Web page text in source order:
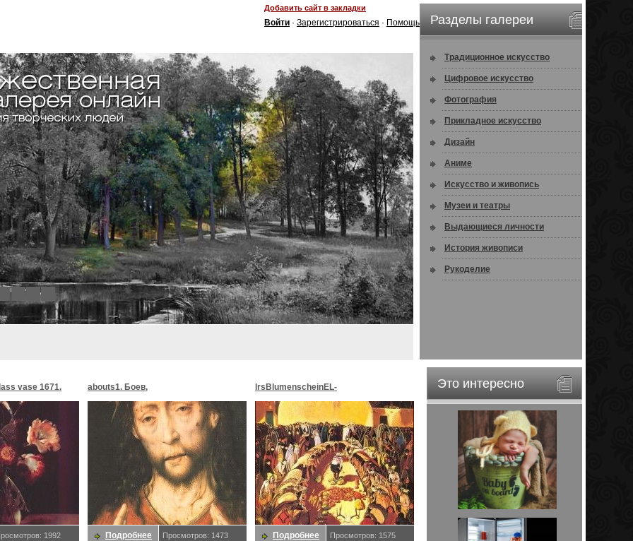
Добавить сайт в закладки
Войти · Зарегистрироваться · Помощь
8
Разделы галереи
Традиционное искусство
Цифровое искусство
Фотография
Прикладное искусство
Дизайн
Аниме
Искусство и живопись
Музеи и театры
Выдающиеся личности
История живописи
Рукоделие
Это интересно
vase 1671.
1992
abouts1. Боев,
Подробнее Просмотров: 1473
lrsBlumenscheinEL-
MoonMorningstar&EveStar.
Blumenschein,
Подробнее Просмотров: 1575